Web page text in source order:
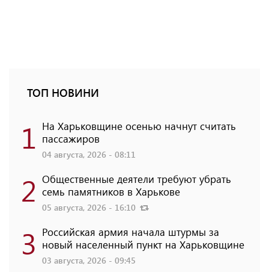
ТОП НОВИНИ
1 На Харьковщине осенью начнут считать
пассажиров
04 августа, 2026 - 08:11
2 Общественные деятели требуют убрать
семь памятников в Харькове
05 августа, 2026 - 16:10
3 Российская армия начала штурмы за
новый населенный пункт на Харьковщине
03 августа, 2026 - 09:45